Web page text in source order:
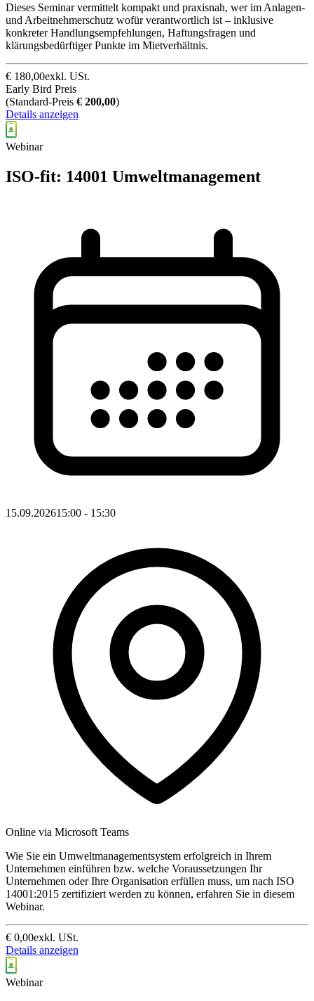
Dieses Seminar vermittelt kompakt und praxisnah, wer im Anlagen-
und Arbeitnehmerschutz wofür verantwortlich ist – inklusive
konkreter Handlungsempfehlungen, Haftungsfragen und
klärungsbedürftiger Punkte im Mietverhältnis.
€ 180,00exkl. USt.
Early Bird Preis
(Standard-Preis € 200,00)
Details anzeigen
Webinar
ISO-fit: 14001 Umweltmanagement
15.09.202615:00 - 15:30
Online via Microsoft Teams
Wie Sie ein Umweltmanagementsystem erfolgreich in Ihrem
Unternehmen einführen bzw. welche Voraussetzungen Ihr
Unternehmen oder Ihre Organisation erfüllen muss, um nach ISO
14001:2015 zertifiziert werden zu können, erfahren Sie in diesem
Webinar.
€ 0,00exkl. USt.
Details anzeigen
Webinar